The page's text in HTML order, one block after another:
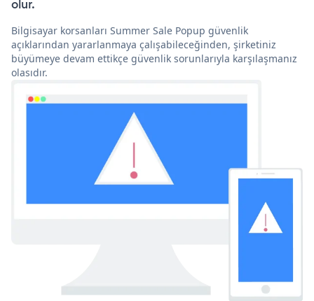
olur.
Bilgisayar korsanları Summer Sale Popup güvenlik
açıklarından yararlanmaya çalışabileceğinden, şirketiniz
büyümeye devam ettikçe güvenlik sorunlarıyla karşılaşmanız
olasıdır.